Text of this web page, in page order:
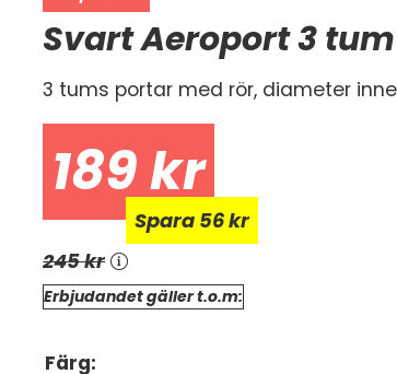
Svart Aeroport 3
3 tums portar med rör, diameter
189kr
Spara 56kr
245 kr
Erbjudandet gäller t.o.m:
Färg: